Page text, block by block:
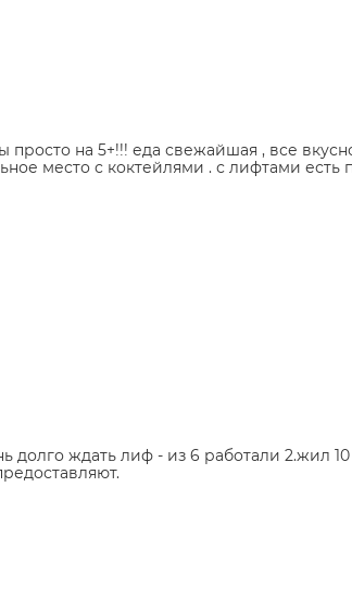
на 5+!!! еда свежайшая , все
место с коктейлями . с лифтами
ждать лиф - из 6 работали 2.жил